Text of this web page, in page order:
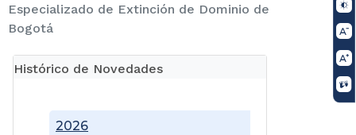
Especializado de Extinción de Dominio de
Bogotá
Histórico de Novedades
2026